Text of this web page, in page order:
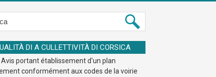
DI A CULLETTIVITÀ DI CORSICA
Avis portant établissement d'un plan
conformément aux codes de la voirie